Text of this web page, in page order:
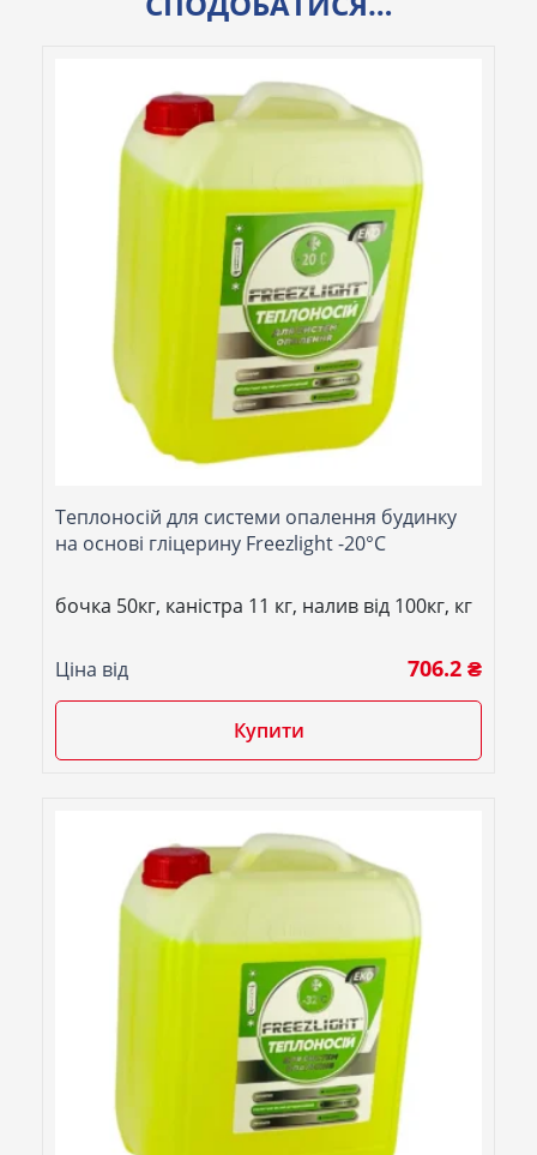
Теплоносій для системи опалення будинку
на основі гліцерину Freezlight -20°C
бочка 50кг, каністра 11 кг, налив від 100кг, кг
Ціна від 706.2 ₴
Купити